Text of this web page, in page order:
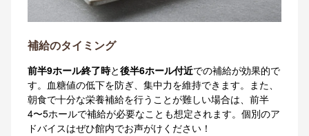
補給のタイミング
前半9ホール終了時と後半6ホール付近での補給が効果的で
す。血糖値の低下を防ぎ、集中力を維持できます。また、
朝食で十分な栄養補給を行うことが難しい場合は、前半
4〜5ホールで補給が必要なことも想定されます。個別のア
ドバイスはぜひ館内でお声がけください！